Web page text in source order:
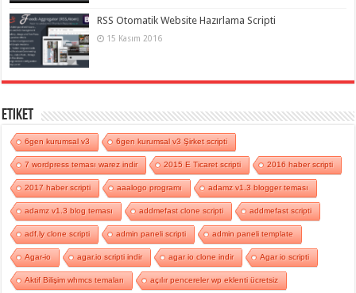
RSS Otomatik Website Hazırlama Scripti
15 Kasım 2016
Etiket
6gen kurumsal v3 6gen kurumsal v3 Şirket scripti
7 wordpress teması warez indir 2015 E Ticaret scripti 2016 haber scripti
2017 haber scripti aaalogo programı adamz v1.3 blogger teması
adamz v1.3 blog teması addmefast clone scripti addmefast scripti
adf.ly clone scripti admin paneli scripti admin paneli template
Agar-io agar.io scripti indir agar io clone indir Agar io scripti
Aktif Bilişim whmcs temaları açılır pencereler wp eklenti ücretsiz